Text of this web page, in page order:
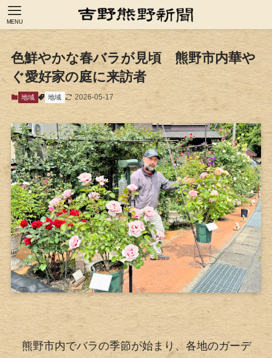
MENU
色鮮やかな春バラが見頃 熊野市内華や
ぐ愛好家の庭に来訪者
地域 地域 2026-05-17
熊野市内でバラの季節が始まり、各地のガーデ